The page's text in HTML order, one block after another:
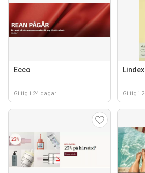
Ecco
Giltig i 24 dagar
Lindex
Giltig i